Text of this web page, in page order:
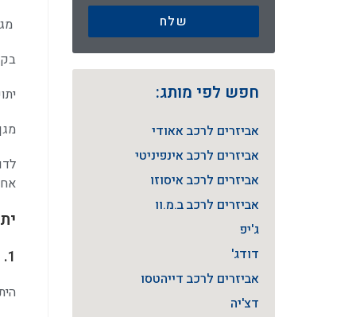
1. מניעת עקיצות וחדירת חרקים
שלח
חפש לפי מותג:
אביזרים לרכב אאודי
אביזרים לרכב אינפיניטי
אביזרים לרכב איסוזו
אביזרים לרכב ב.מ.וו
ג'יפ
דודג'
אביזרים לרכב דייהטסו
דצ'יה